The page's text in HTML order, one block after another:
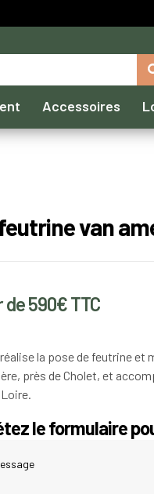
Accessoires
van
590€ TTC
la pose de feutrine et
près de Cholet, et
le formulaire